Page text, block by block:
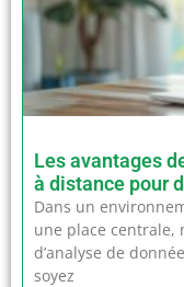
Les avantages
à distance pour
Dans un
une place centrale,
d’analyse de
soyez